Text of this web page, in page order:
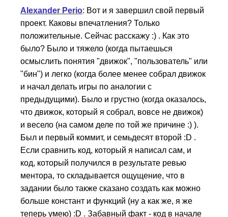
Alexander Perio: Вот и я завершил свой первый
проект. Каковы впечатления? Только
положительные. Сейчас расскажу :) . Как это
было? Было и тяжело (когда пытаешься
осмыслить понятия "движок", "пользователь" или
"бин") и легко (когда более менее собрал движок
и начал делать игры по аналогии с
предыдущими). Было и грустно (когда оказалось,
что движок, который я собрал, вовсе не движок)
и весело (на самом деле по той же причине :) ).
Был и первый коммит, и семьдесят второй :D .
Если сравнить код, который я написал сам, и
код, который получился в результате ревью
ментора, то складывается ощущение, что в
задании было также сказано создать как можно
больше констант и функций (ну а как же, я же
теперь умею) :D . Забавный факт - код в начале